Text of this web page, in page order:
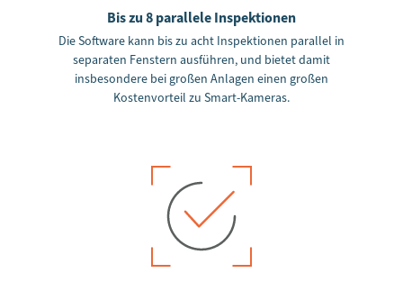
Bis zu 8 parallele Inspektionen
Die Software kann bis zu acht Inspektionen parallel in
separaten Fenstern ausführen, und bietet damit
insbesondere bei großen Anlagen einen großen
Kostenvorteil zu Smart-Kameras.